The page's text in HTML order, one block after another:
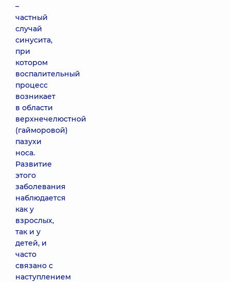
–
частный
случай
синусита,
при
котором
воспалительный
процесс
возникает
в области
верхнечелюстной
(гайморовой)
пазухи
носа.
Развитие
этого
заболевания
наблюдается
как у
взрослых,
так и у
детей, и
часто
связано с
наступлением